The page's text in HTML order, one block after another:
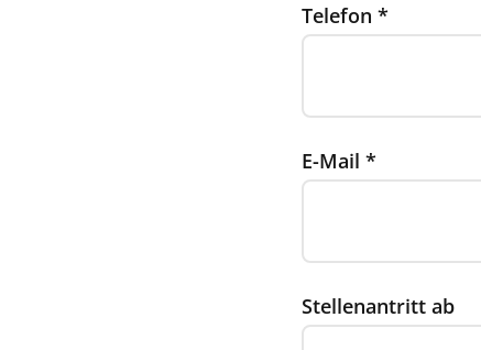
Telefon *
E-Mail *
Stellenantritt ab